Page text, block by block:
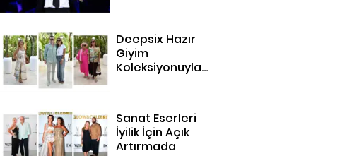
Deepsix Hazır
Giyim
Koleksiyonuyla
Sanat Eserleri
İyilik İçin Açık
Artırmada